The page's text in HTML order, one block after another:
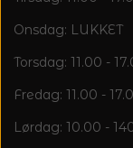
Onsdag: LUKKET
Torsdag: 11.00 -
Fredag: 11.00 -
Lørdag: 10.00 -